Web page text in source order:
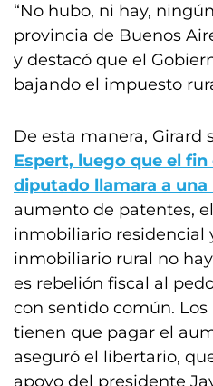
“No hubo, ni hay,
provincia de Buenos
y destacó que el
bajando el impuesto
De esta manera, Girard
Espert, luego que el fin
diputado llamara a
aumento de patentes,
inmobiliario residencial
inmobiliario rural no
es rebelión fiscal al
con sentido común.
tienen que pagar el
aseguró el libertario,
apoyo del presidente